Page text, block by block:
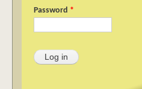
Password *